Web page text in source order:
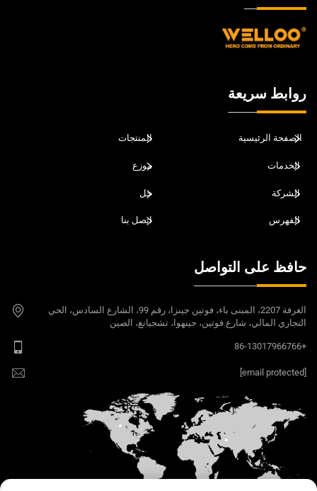
روابط سريعة
الصفحة الرئيسية المنتجات
الخدمات موزع
الشركة حل
الفهرس اتصل بنا
حافظ على التواصل
الغرفة 2207، المبنى باء، فوتين جينزا، رقم 99، الشارع السادس، الحي
التجاري المالي، شارع فوتين، جينهوا، تشجيانغ، الصين
+86-13017966766